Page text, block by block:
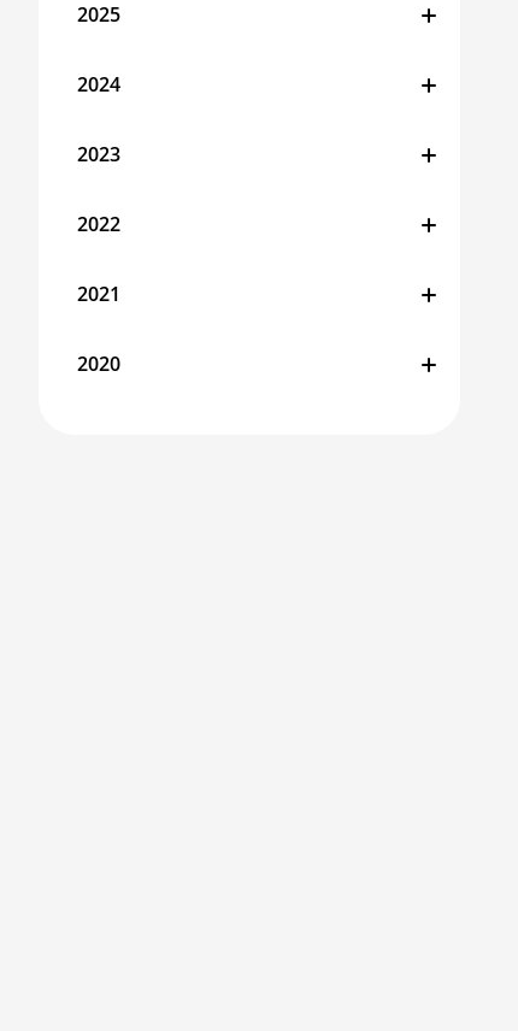
2025
2024
2023
2022
2021
2020